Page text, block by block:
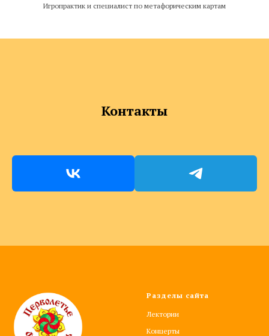
Игропрактик и специалист по метафорическим картам
Контакты
Разделы сайта
Лектории
Концерты